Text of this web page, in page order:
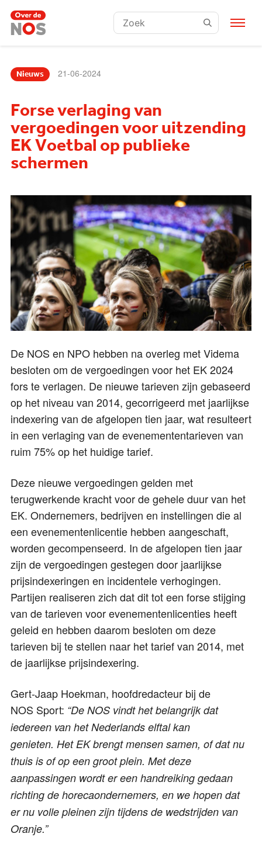
Zoeken:
Nieuws 21-06-2024
Forse verlaging van
vergoedingen voor uitzending
EK Voetbal op publieke
schermen
De NOS en NPO hebben na overleg met Videma
besloten om de vergoedingen voor het EK 2024
fors te verlagen. De nieuwe tarieven zijn gebaseerd
op het niveau van 2014, gecorrigeerd met jaarlijkse
indexering van de afgelopen tien jaar, wat resulteert
in een verlaging van de evenemententarieven van
ruim 75% op het huidige tarief.
Deze nieuwe vergoedingen gelden met
terugwerkende kracht voor de gehele duur van het
EK. Ondernemers, bedrijven en instellingen die al
een evenementenlicentie hebben aangeschaft,
worden gecompenseerd. In de afgelopen tien jaar
zijn de vergoedingen gestegen door jaarlijkse
prijsindexeringen en incidentele verhogingen.
Partijen realiseren zich dat dit tot een forse stijging
van de tarieven voor evenementenlicenties heeft
geleid en hebben daarom besloten om deze
tarieven bij te stellen naar het tarief van 2014, met
de jaarlijkse prijsindexering.
Gert-Jaap Hoekman, hoofdredacteur bij de
NOS Sport: “De NOS vindt het belangrijk dat
iedereen van het Nederlands elftal kan
genieten. Het EK brengt mensen samen, of dat nu
thuis is of op een groot plein. Met deze
aanpassingen wordt er een handreiking gedaan
richting de horecaondernemers, en we hopen dat
er nu volle pleinen zijn tijdens de wedstrijden van
Oranje.”